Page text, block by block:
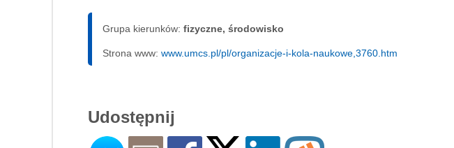
Grupa kierunków: fizyczne, środowisko
Strona www: www.umcs.pl/pl/organizacje-i-kola-naukowe,3760.htm
Udostępnij